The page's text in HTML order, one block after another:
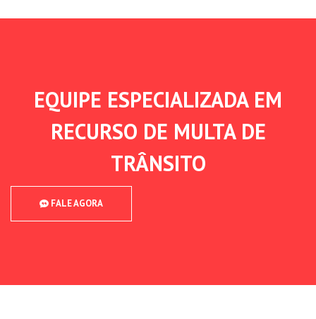
EQUIPE ESPECIALIZADA EM
RECURSO DE MULTA DE
TRÂNSITO
FALE AGORA